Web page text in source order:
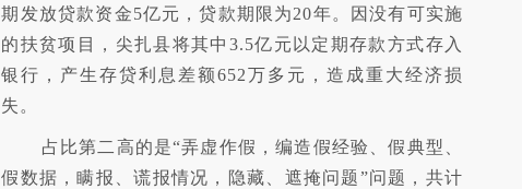
期发放贷款资金5亿元，贷款期限为20年。因没有可实施
的扶贫项目，尖扎县将其中3.5亿元以定期存款方式存入
银行，产生存贷利息差额652万多元，造成重大经济损
失。
占比第二高的是“弄虚作假，编造假经验、假典型、
假数据，瞒报、谎报情况，隐藏、遮掩问题”问题，共计